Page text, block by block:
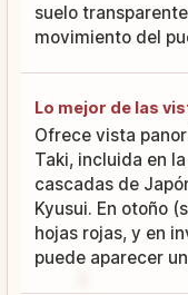
suelo
movimiento del
Lo mejor de las
Ofrece vista
Taki, incluida en
cascadas de
Kyusui. En otoño
hojas rojas, y en
puede aparecer